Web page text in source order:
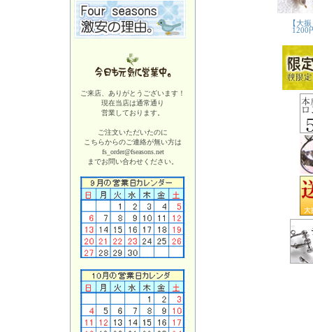
ご来店、ありがとうございます！
現在当店は通常通り
営業しております。
ご注文いただいたのに
こちらからのご連絡が無い方は
fs_order@fseasons.net
までお問い合わせください。